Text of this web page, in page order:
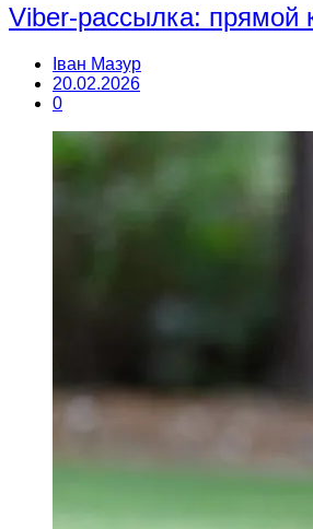
Viber-рассылка: прямой
Іван Мазур
20.02.2026
0